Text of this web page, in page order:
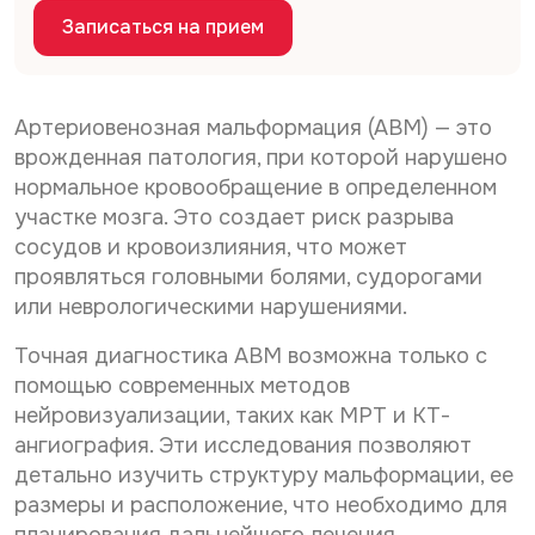
Записаться на прием
Артериовенозная мальформация (АВМ) — это
врожденная патология, при которой нарушено
нормальное кровообращение в определенном
участке мозга. Это создает риск разрыва
сосудов и кровоизлияния, что может
проявляться головными болями, судорогами
или неврологическими нарушениями.
Точная диагностика АВМ возможна только с
помощью современных методов
нейровизуализации, таких как МРТ и КТ-
ангиография. Эти исследования позволяют
детально изучить структуру мальформации, ее
размеры и расположение, что необходимо для
л
а
с
е
н
а
о
б
а
б
о
т
к
у
п
С
о
г
л
а
с
и
е
н
р
а
с
с
ы
л
к
у
Даю согласие на получение информационной
рассылки
Отправить
а
с
и
е
а
о
б
р
а
б
о
т
к
п
е
р
Даю согласие наобработку персональных
E-mail*
Дата выдачи направления*
Наименование направившего лечебного учреждения*
ФИО направившего врача, указанного в направлении*